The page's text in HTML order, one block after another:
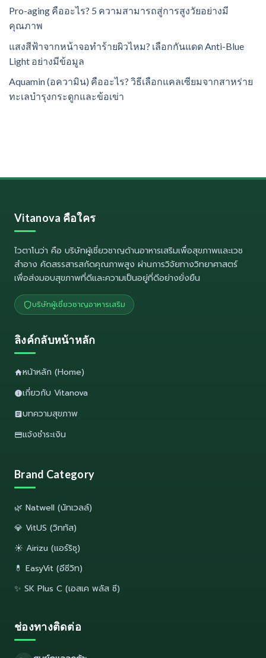
Pro-aging คืออะไร? 5 ความสามารถสู่การสูงวัยอย่างมี
คุณภาพ
แสงสีฟ้าจากหน้าจอทำร้ายผิวไหม? เลือกกันแดด Anti-Blue
Light อย่างมีข้อมูล
Aquamin (อความิน) คืออะไร? วิธีเลือกแคลเซียมจากสาหร่าย
ทะเลบำรุงกระดูกและข้อเข่า
Vitanova คือใคร
ไวตาโนว่า คือ บริษัทผู้เชี่ยวชาญด้านอาหารเสริมเพื่อสุขภาพและเวช
สำอาง คัดสรรสารสกัดคุณภาพสูง ผ่านการวิจัยทางวิทยาศาสตร์
เพื่อส่งมอบสุขภาพที่ดีและความเป็นอยู่ที่ดีอย่างยั่งยืน
บริษัทผู้เชี่ยวชาญอาหารเสริม
ลิงค์กลับหน้าหลัก
หน้าหลัก (Home)
เกี่ยวกับ Vitanova
บทความสุขภาพ
แจ้งชำระเงิน
Brand Category
🌿 Natwell (นัทเวลล์)
💎 VitUS (วิททัส)
☀️ Airizu (แอร์ริซุ)
💊 EasyVit (อีซีวิท)
✨ SK Plus C (เอสเค พลัส ซี)
ช่องทางติดต่อ